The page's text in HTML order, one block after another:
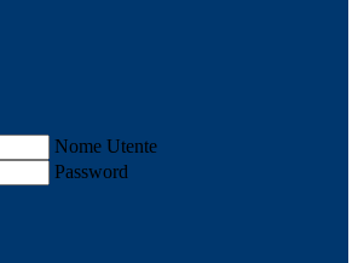
Nome Utente
Password